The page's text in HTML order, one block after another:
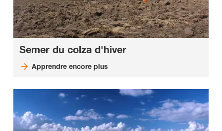
Semer du colza d'hiver
Apprendre encore plus